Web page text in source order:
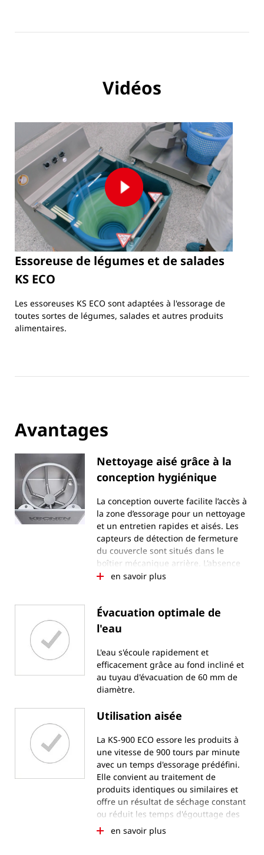
Vidéos
Essoreuse de légumes et de salades
KS ECO
Les essoreuses KS ECO sont adaptées à l'essorage de
toutes sortes de légumes, salades et autres produits
alimentaires.
Avantages
Nettoyage aisé grâce à la
conception hygiénique
La conception ouverte facilite l’accès à
la zone d’essorage pour un nettoyage
et un entretien rapides et aisés. Les
capteurs de détection de fermeture
du couvercle sont situés dans le
boîtier mécanique arrière. L’absence
de bords rectangulaires à l'intérieur
en savoir plus
Évacuation optimale de
l'eau
L'eau s'écoule rapidement et
efficacement grâce au fond incliné et
au tuyau d'évacuation de 60 mm de
diamètre.
Utilisation aisée
La KS-900 ECO essore les produits à
une vitesse de 900 tours par minute
avec un temps d'essorage prédéfini.
Elle convient au traitement de
produits identiques ou similaires et
offre un résultat de séchage constant
ou réduit les temps d'égouttage des
conserves.
en savoir plus